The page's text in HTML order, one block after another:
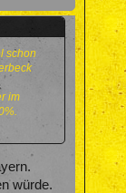
schon
im
würde.